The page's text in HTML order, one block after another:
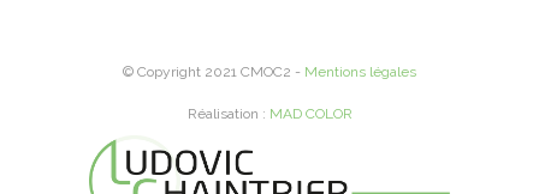
© Copyright 2021 CMOC2 - Mentions légales
Réalisation : MAD COLOR